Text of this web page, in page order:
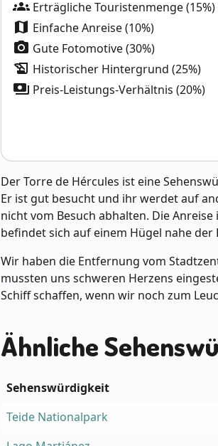
groups Erträgliche Touristenmenge (15%)
map Einfache Anreise (10%)
photo_camera Gute Fotomotive (30%)
history_edu Historischer Hintergrund (25%)
payments Preis-Leistungs-Verhältnis (20%)
Der Torre de Hércules ist eine
Er ist gut besucht und ihr werdet auf
nicht vom Besuch abhalten. Die
befindet sich auf einem Hügel nahe der
Wir haben die Entfernung vom
mussten uns schweren Herzens
Schiff schaffen, wenn wir noch zum
Ähnliche
Sehenswürdigkeit
Teide Nationalpark